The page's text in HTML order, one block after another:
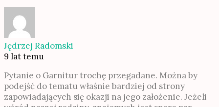
Jędrzej Radomski
9 lat temu
Pytanie o Garnitur trochę przegadane. Można by
podejść do tematu właśnie bardziej od strony
zapowiadających się okazji na jego założenie. Jeżeli